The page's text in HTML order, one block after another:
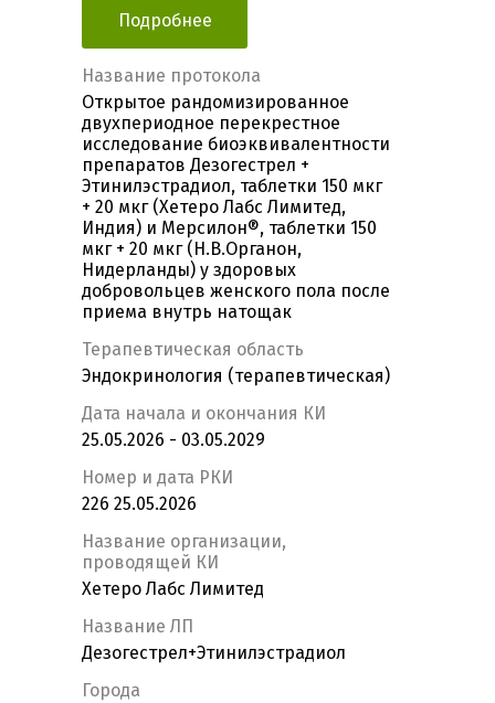
Подробнее
Название протокола
Открытое рандомизированное
двухпериодное перекрестное
исследование биоэквивалентности
препаратов Дезогестрел +
Этинилэстрадиол, таблетки 150 мкг
+ 20 мкг (Хетеро Лабс Лимитед,
Индия) и Мерсилон®, таблетки 150
мкг + 20 мкг (Н.В.Органон,
Нидерланды) у здоровых
добровольцев женского пола после
приема внутрь натощак
Терапевтическая область
Эндокринология (терапевтическая)
Дата начала и окончания КИ
25.05.2026 - 03.05.2029
Номер и дата РКИ
226 25.05.2026
Название организации,
проводящей КИ
Хетеро Лабс Лимитед
Название ЛП
Дезогестрел+Этинилэстрадиол
Города